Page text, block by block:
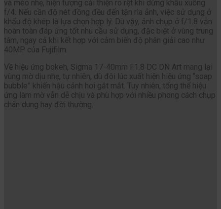
và méo nhẹ, hiện tượng cải thiện rõ rệt khi dừng khẩu xuống
f/4. Nếu cần độ nét đồng đều đến tận rìa ảnh, việc sử dụng ở
khẩu độ khép là lựa chọn hợp lý. Dù vậy, ảnh chụp ở f/1.8 vẫn
hoàn toàn đáp ứng tốt nhu cầu sử dụng, đặc biệt ở vùng trung
tâm, ngay cả khi kết hợp với cảm biến độ phân giải cao như
40MP của Fujifilm.
Về hiệu ứng bokeh, Sigma 17-40mm F1.8 DC DN Art mang lại
vùng mờ dịu nhẹ, tự nhiên, dù đôi lúc xuất hiện hiệu ứng “soap
bubble” khiến hậu cảnh hơi gắt mắt. Tuy nhiên, tổng thể hiệu
ứng làm mờ vẫn dễ chịu và phù hợp với nhiều phong cách chụp
chân dung hay đời thường.